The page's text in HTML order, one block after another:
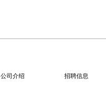
公司介绍 招聘信息